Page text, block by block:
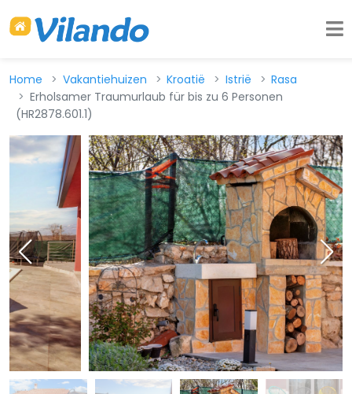
Home Vakantiehuizen Kroatië Istrië
Rasa
Erholsamer Traumurlaub für bis zu 6 Personen
(HR2878.601.1)